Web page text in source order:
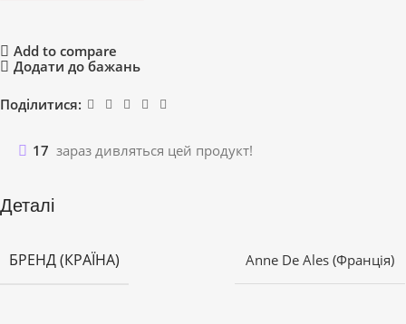
Add to compare
Додати до бажань
Поділитися:
17 зараз дивляться цей продукт!
Деталі
БРЕНД (КРАЇНА) Anne De Ales (Франція)